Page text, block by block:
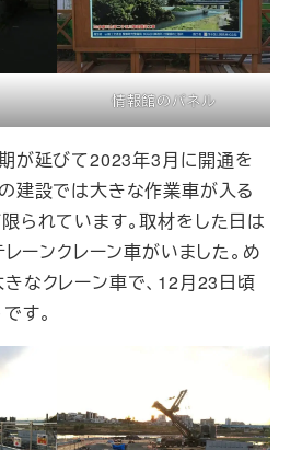
情報館のパネル
が延びて2023年3月に開通を
建設では大きな作業車が入る
られています。取材をした日は
ーンクレーン車がいました。め
なクレーン車で、12月23日頃
す。